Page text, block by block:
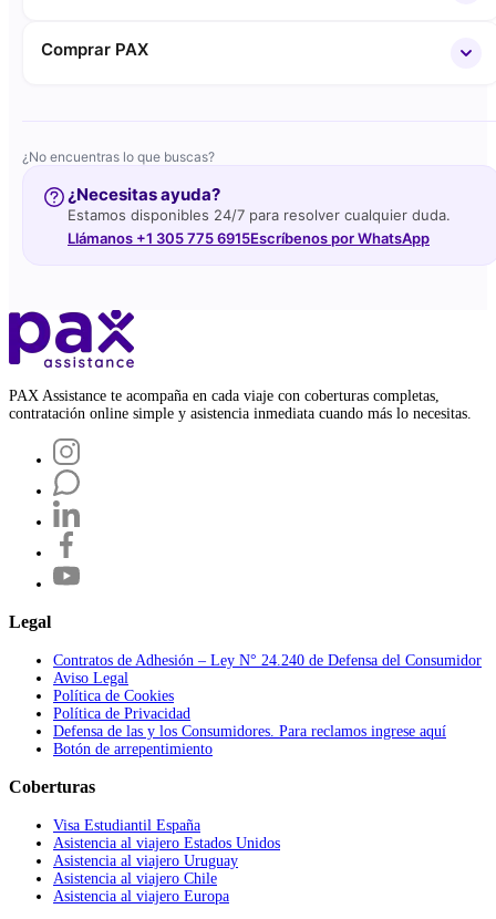
Comprar PAX
¿No encuentras lo que buscas?
¿Necesitas ayuda?
Estamos disponibles 24/7 para resolver cualquier duda.
Llámanos +1 305 775 6915Escríbenos por WhatsApp
PAX Assistance te acompaña en cada viaje con coberturas completas,
contratación online simple y asistencia inmediata cuando más lo necesitas.
Legal
Contratos de Adhesión – Ley N° 24.240 de Defensa del Consumidor
Aviso Legal
Política de Cookies
Política de Privacidad
Defensa de las y los Consumidores. Para reclamos ingrese aquí
Botón de arrepentimiento
Coberturas
Visa Estudiantil España
Asistencia al viajero Estados Unidos
Asistencia al viajero Uruguay
Asistencia al viajero Chile
Asistencia al viajero Europa